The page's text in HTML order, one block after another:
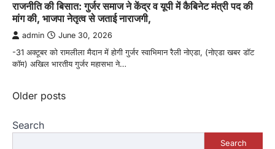
राजनीति की बिसात: गुर्जर समाज ने केंद्र व यूपी में कैबिनेट मंत्री पद की
मांग की, भाजपा नेतृत्व से जताई नाराजगी,
admin June 30, 2026
-31 अक्टूबर को रामलीला मैदान में होगी गुर्जर स्वाभिमान रैली नोएडा, (नोएडा खबर डॉट
कॉम) अखिल भारतीय गुर्जर महासभा ने…
Posts
Older posts
Search
Search